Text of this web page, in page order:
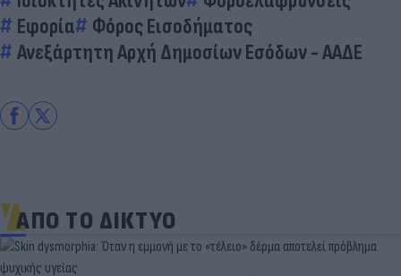
Εφορία
Φόρος Εισοδήματος
Ανεξάρτητη Αρχή Δημοσίων Εσόδων - ΑΑΔΕ
ΑΠΟ ΤΟ ΔΙΚΤΥΟ